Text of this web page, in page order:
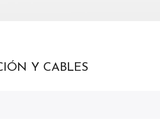
Y CABLES